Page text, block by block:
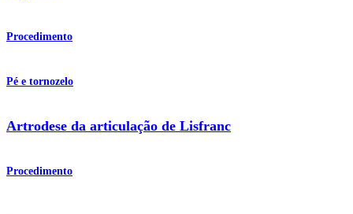
Procedimento
Pé e tornozelo
Artrodese da articulação de Lisfranc
Procedimento